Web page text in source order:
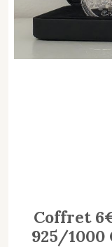
Coffret
925/1000